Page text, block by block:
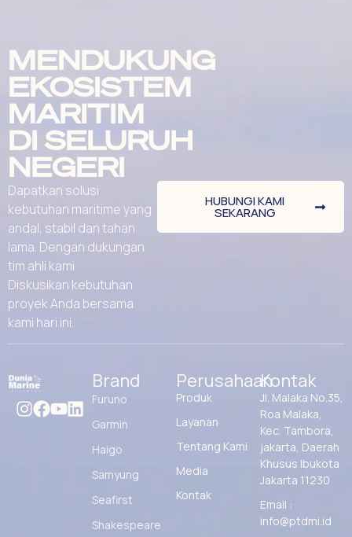
MENDUKUNG
EKOSISTEM
MARITIM
DI SELURUH
NEGERI
Dapatkan solusi
kebutuhan maritime yang
andal, stabil dan tahan
lama. Dengan dukungan
tim ahli kami
Diskusikan kebutuhan
proyek Anda bersama
kami hari ini.
HUBUNGI KAMI
SEKARANG
Brand
Furuno
Garmin
Haigo
Samyung
Seafirst
Shakespeare
Perusahaan
Produk
Layanan
Tentang Kami
Media
Kontak
Kontak
Jl. Malaka No.35,
Roa Malaka,
Kec. Tambora,
jakarta, Daerah
Khusus Ibukota
Jakarta 11230
Email :
info@ptdmi.id